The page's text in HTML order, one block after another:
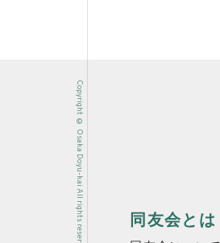
同友会とは
Copyright © Osaka Doyu-kai All rights reserved.